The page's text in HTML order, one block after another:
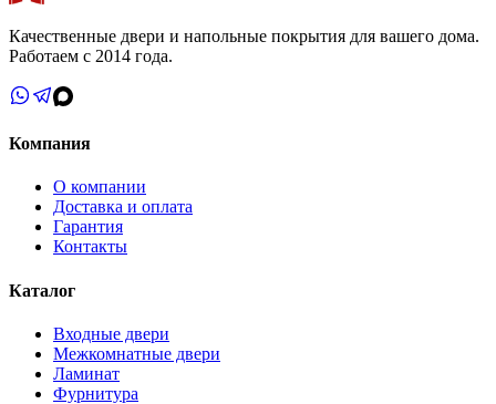
Качественные двери и напольные покрытия для вашего дома.
Работаем с 2014 года.
Компания
О компании
Доставка и оплата
Гарантия
Контакты
Каталог
Входные двери
Межкомнатные двери
Ламинат
Фурнитура